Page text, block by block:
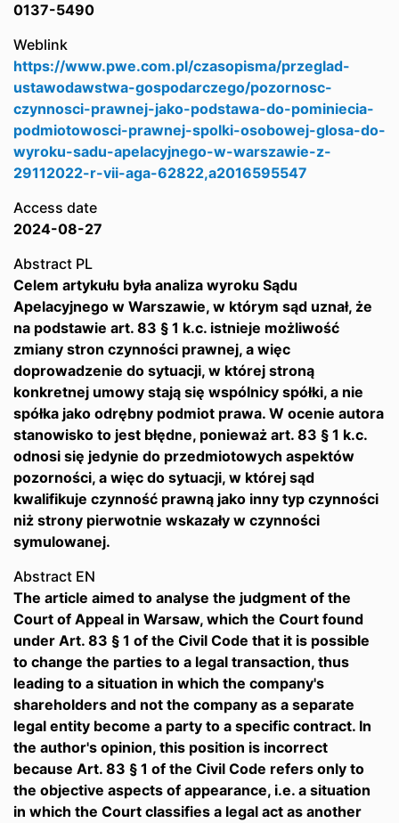
0137-5490
Weblink
https://www.pwe.com.pl/czasopisma/przeglad-
ustawodawstwa-gospodarczego/pozornosc-
czynnosci-prawnej-jako-podstawa-do-pominiecia-
podmiotowosci-prawnej-spolki-osobowej-glosa-do-
wyroku-sadu-apelacyjnego-w-warszawie-z-
29112022-r-vii-aga-62822,a2016595547
Access date
2024-08-27
Abstract PL
Celem artykułu była analiza wyroku Sądu
Apelacyjnego w Warszawie, w którym sąd uznał, że
na podstawie art. 83 § 1 k.c. istnieje możliwość
zmiany stron czynności prawnej, a więc
doprowadzenie do sytuacji, w której stroną
konkretnej umowy stają się wspólnicy spółki, a nie
spółka jako odrębny podmiot prawa. W ocenie autora
stanowisko to jest błędne, ponieważ art. 83 § 1 k.c.
odnosi się jedynie do przedmiotowych aspektów
pozorności, a więc do sytuacji, w której sąd
kwalifikuje czynność prawną jako inny typ czynności
niż strony pierwotnie wskazały w czynności
symulowanej.
Abstract EN
The article aimed to analyse the judgment of the
Court of Appeal in Warsaw, which the Court found
under Art. 83 § 1 of the Civil Code that it is possible
to change the parties to a legal transaction, thus
leading to a situation in which the company's
shareholders and not the company as a separate
legal entity become a party to a specific contract. In
the author's opinion, this position is incorrect
because Art. 83 § 1 of the Civil Code refers only to
the objective aspects of appearance, i.e. a situation
in which the Court classifies a legal act as another